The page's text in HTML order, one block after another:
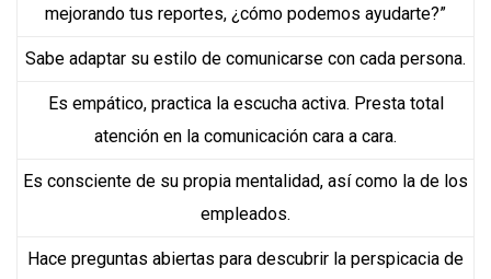
mejorando tus reportes, ¿cómo podemos ayudarte?”
Sabe adaptar su estilo de comunicarse con cada persona.
Es empático, practica la escucha activa. Presta total
atención en la comunicación cara a cara.
Es consciente de su propia mentalidad, así como la de los
empleados.
Hace preguntas abiertas para descubrir la perspicacia de